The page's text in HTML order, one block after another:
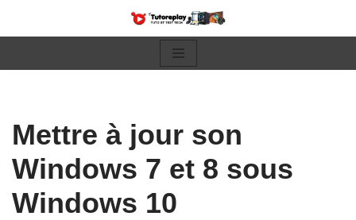
Mettre à jour son
Windows 7 et 8 sous
Windows 10